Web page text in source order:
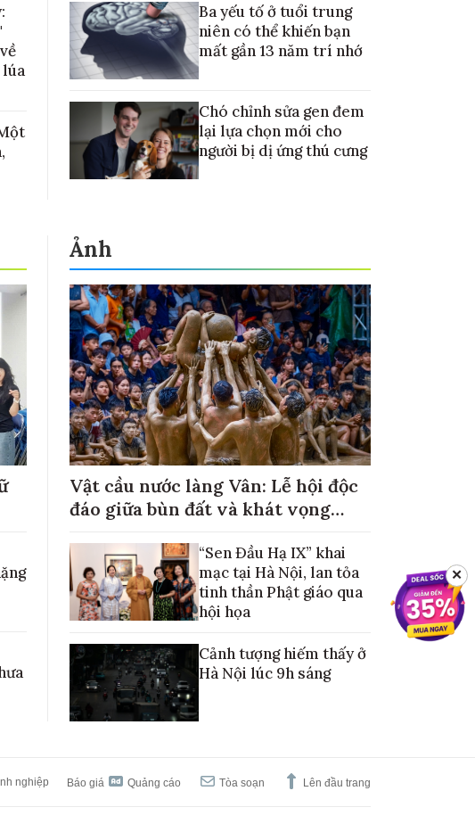
lúa
Ba yếu tố ở tuổi trung
niên có thể khiến bạn
mất gần 13 năm trí nhớ
Chó chỉnh sửa gen đem
lại lựa chọn mới cho
người bị dị ứng thú cưng
Ảnh
Vật cầu nước làng Vân: Lễ hội độc
đáo giữa bùn đất và khát vọng
“Sen Đầu Hạ IX” khai
mạc tại Hà Nội, lan tỏa
tinh thần Phật giáo qua
hội họa
Cảnh tượng hiếm thấy ở
Hà Nội lúc 9h sáng
nghiệp Báo giá Quảng cáo Tòa soạn Lên đầu trang
✕